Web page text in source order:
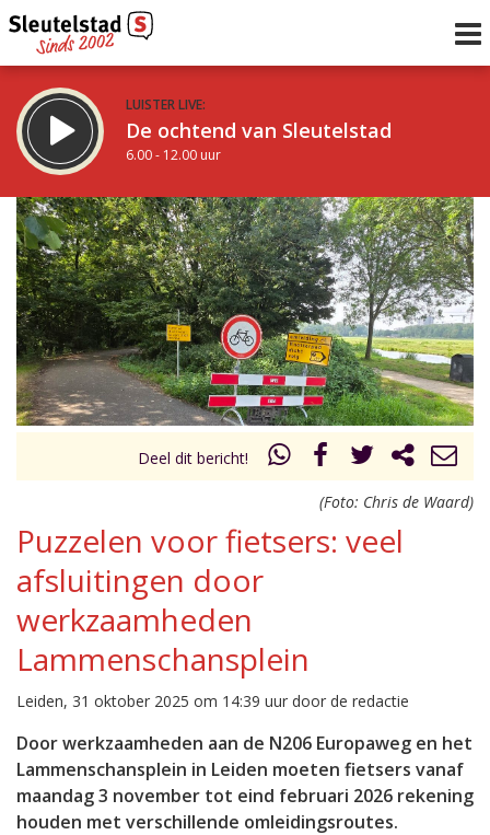
LUISTER LIVE:
De ochtend van Sleutelstad
6.00 - 12.00 uur
STRAKS:
De middag van Sleutelstad
12.00 - 17.00 uur
Vorig uur
uur 1 van 0 Volgend uur
Inklappen
Deel dit bericht!
(Foto: Chris de Waard)
Puzzelen voor fietsers: veel
afsluitingen door
werkzaamheden
Lammenschansplein
Leiden, 31 oktober 2025 om 14:39 uur door de redactie
Door werkzaamheden aan de N206 Europaweg en het
Lammenschansplein in Leiden moeten fietsers vanaf
maandag 3 november tot eind februari 2026 rekening
houden met verschillende omleidingsroutes.